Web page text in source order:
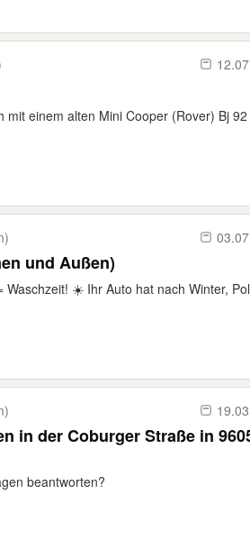
mit einem alten Mini Cooper (Rover) Bj 92
und Außen)
Waschzeit! ☀️ Ihr Auto hat nach Winter,
in der Coburger Straße in
beantworten?